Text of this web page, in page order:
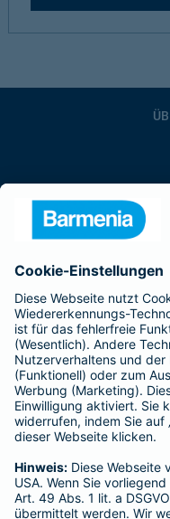
Barmenia ist